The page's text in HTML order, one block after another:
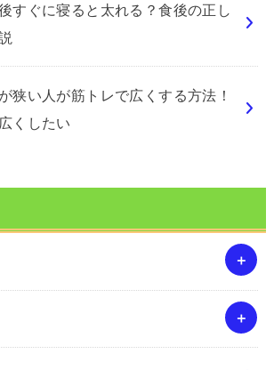
すぐに寝ると太れる？食後の正し
狭い人が筋トレで広くする方法！
くしたい